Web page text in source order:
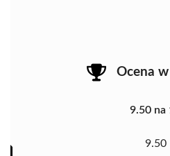
Ocena
9.50 na
9.50